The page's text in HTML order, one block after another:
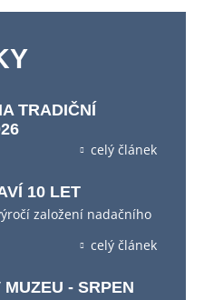
TRADIČNÍ
celý článek
10 LET
založení nadačního
celý článek
- SRPEN